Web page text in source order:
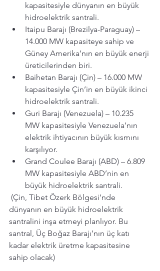
kapasitesiyle dünyanın en büyük
hidroelektrik santrali.
Itaipu Barajı (Brezilya-Paraguay) –
14.000 MW kapasiteye sahip ve
Güney Amerika’nın en büyük enerji
üreticilerinden biri.
Baihetan Barajı (Çin) – 16.000 MW
kapasitesiyle Çin’in en büyük ikinci
hidroelektrik santrali.
Guri Barajı (Venezuela) – 10.235
MW kapasitesiyle Venezuela’nın
elektrik ihtiyacının büyük kısmını
karşılıyor.
Grand Coulee Barajı (ABD) – 6.809
MW kapasitesiyle ABD’nin en
büyük hidroelektrik santrali.
dünyanın en büyük hidroelektrik
santralini inşa etmeyi planlıyor. Bu
santral, Üç Boğaz Barajı’nın üç katı
kadar elektrik üretme kapasitesine
sahip olacak)